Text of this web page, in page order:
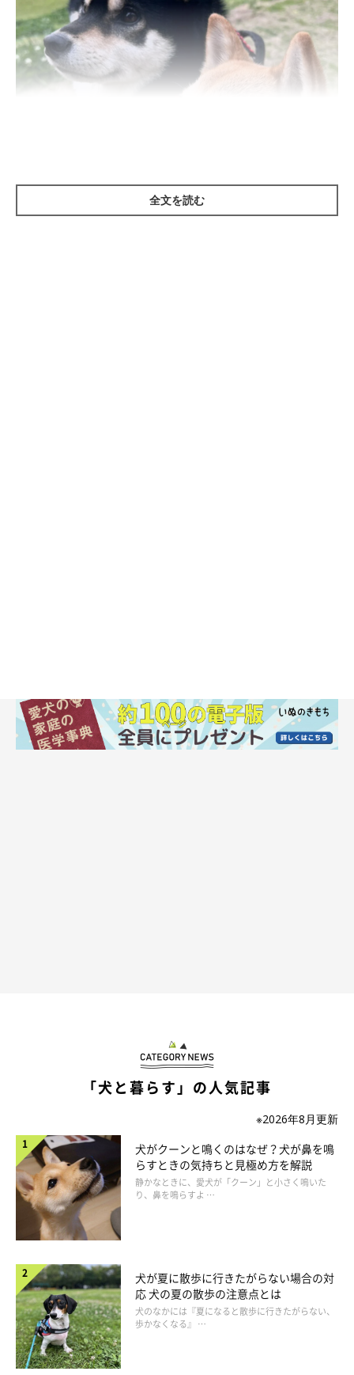
A：たとえば、体重が増えてくる、いたずらや問題行動が増え
る、筋力・体力低下、食欲低下などがみられます。なお、犬が運
動不足であるかどうかは総合的に判断されます。
全文を読む
「犬と暮らす」の人気記事
※2026年8月更新
犬がクーンと鳴くのはなぜ？犬が鼻を鳴
らすときの気持ちと見極め方を解説
静かなときに、愛犬が「クーン」と小さく鳴いた
り、鼻を鳴らすよ …
犬が夏に散歩に行きたがらない場合の対
応 犬の夏の散歩の注意点とは
犬のなかには『夏になると散歩に行きたがらない、
歩かなくなる』 …